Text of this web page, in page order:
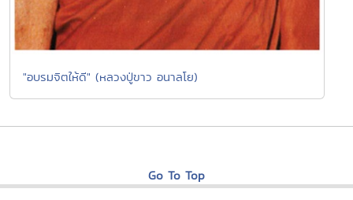
"อบรมจิตให้ดี" (หลวงปู่ขาว อนาลโย)
Go To Top